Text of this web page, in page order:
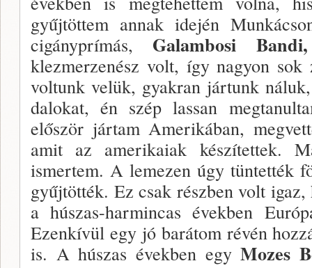
gyűjtöttem annak idején
cigányprímás, Galambosi
klezmerzenész volt, így nagyon sok
voltunk ve­lük, gyakran jártunk
dalokat, én szép lassan
először jártam Amerikában,
amit az ameri­kaiak készítettek.
ismertem. A lemezen úgy tüntet­ték
gyűjtöt­ték. Ez csak részben volt igaz,
a húszas-harmincas években
Ezenkívül egy jó barátom révén
is. A húszas években egyMozes